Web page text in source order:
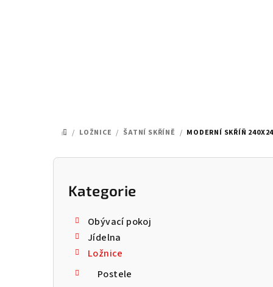
DOMŮ
/ LOŽNICE / ŠATNÍ SKŘÍNĚ / MODERNÍ SKŘÍŇ
P
Přeskočit
kategorie
Kategorie
Obývací pokoj
Jídelna
Ložnice
Postele